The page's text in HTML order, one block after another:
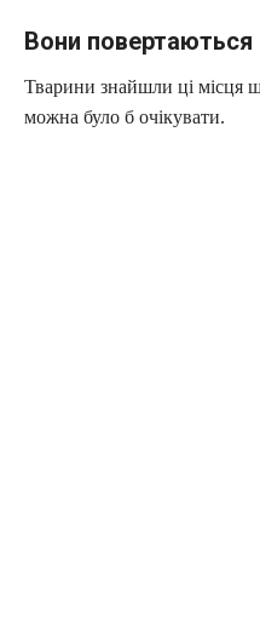
Вони повертаються
Тварини знайшли ці місця
можна було б очікувати.